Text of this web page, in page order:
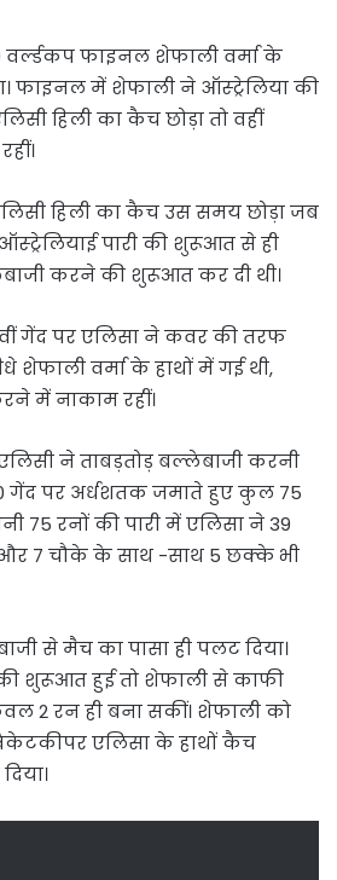
वर्ल्डकप फाइनल शेफाली वर्मा के
फाइनल में शेफाली ने ऑस्ट्रेलिया की
हिली का कैच छोड़ा तो वहीं
हिली का कैच उस समय छोड़ा जब
पारी की शुरूआत से ही
करने की शुरूआत कर दी थी।
गेंद पर एलिसा ने कवर की तरफ
शेफाली वर्मा के हाथों में गई थी,
में नाकाम रहीं।
ने ताबड़तोड़ बल्लेबाजी करनी
गेंद पर अर्धशतक जमाते हुए कुल 75
75 रनों की पारी में एलिसा ने 39
और 7 चौके के साथ -साथ 5 छक्के भी
से मैच का पासा ही पलट दिया।
की शुरूआत हुई तो शेफाली से काफी
2 रन ही बना सकीं। शेफाली को
एलिसा के हाथों कैच